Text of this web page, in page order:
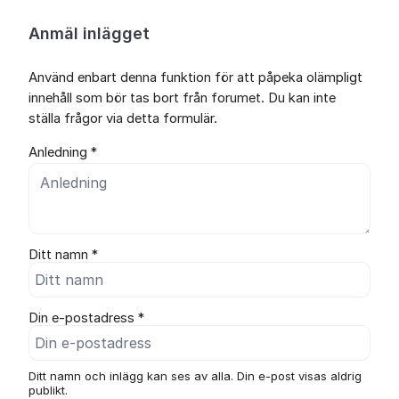
Anmäl inlägget
Använd enbart denna funktion för att påpeka olämpligt
innehåll som bör tas bort från forumet. Du kan inte
ställa frågor via detta formulär.
Anledning *
Ditt namn *
Din e-postadress *
Ditt namn och inlägg kan ses av alla. Din e-post visas aldrig
publikt.